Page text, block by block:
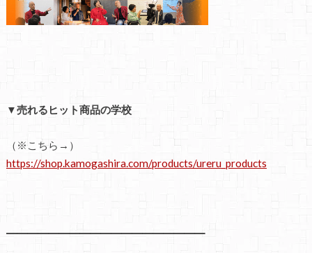
▼売れるヒット商品の学校
（※こちら→）
https://shop.kamogashira.com/products/ureru_products
━━━━━━━━━━━━━━━━━━━